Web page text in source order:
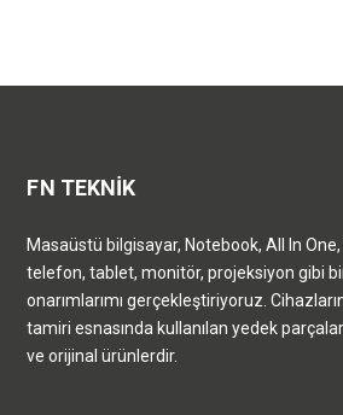
FN TEKNİK
Masaüstü bilgisayar, Notebook, All In
telefon, tablet, monitör, projeksiyon gibi
onarımlarımı gerçekleştiriyoruz.
tamiri esnasında kullanılan yedek
ve orijinal ürünlerdir.